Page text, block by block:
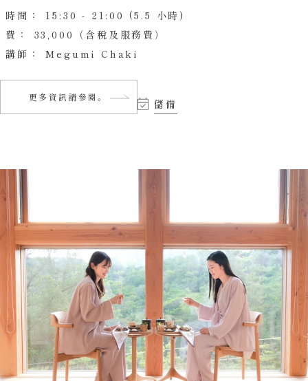
時間：
15:30 - 21:00 (5.5 小時)
費：
33,000（含稅及服務費）
講師：
Megumi Chaki
更多資訊請參閱。
儲備